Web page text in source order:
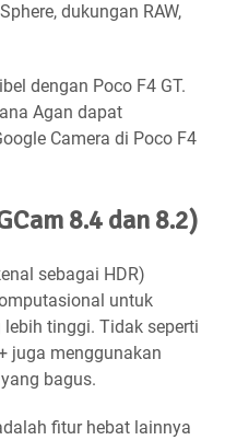
dukungan RAW,
dengan Poco F4 GT.
Agan dapat
Camera di Poco F4
8.4 dan 8.2)
sebagai HDR)
untuk
tinggi. Tidak seperti
juga menggunakan
bagus.
fitur hebat lainnya